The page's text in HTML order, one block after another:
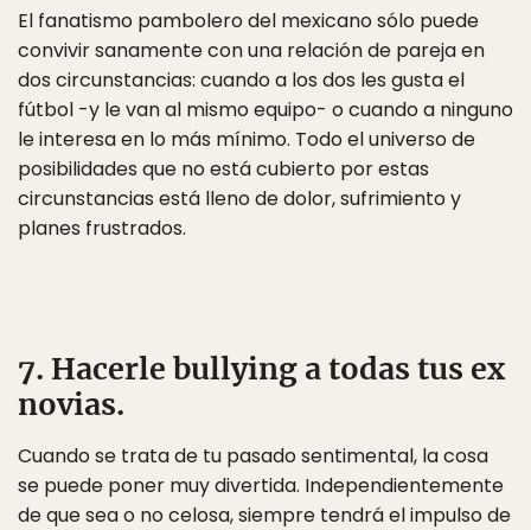
El fanatismo pambolero del mexicano sólo puede
convivir sanamente con una relación de pareja en
dos circunstancias: cuando a los dos les gusta el
fútbol -y le van al mismo equipo- o cuando a ninguno
le interesa en lo más mínimo. Todo el universo de
posibilidades que no está cubierto por estas
circunstancias está lleno de dolor, sufrimiento y
planes frustrados.
7. Hacerle bullying a todas tus ex
novias.
Cuando se trata de tu pasado sentimental, la cosa
se puede poner muy divertida. Independientemente
de que sea o no celosa, siempre tendrá el impulso de